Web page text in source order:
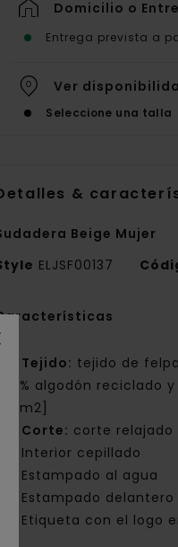
Domicilio o
Entrega prevista a
Ver
Seleccione una talla
&
Beige Mujer
ELJSF00137
Tejido: tejido de
25% algodón reciclado
g/m2]
Corte: corte relajado
Interior cepillado
Estampado al agua
Estampado
Etiqueta con el logo